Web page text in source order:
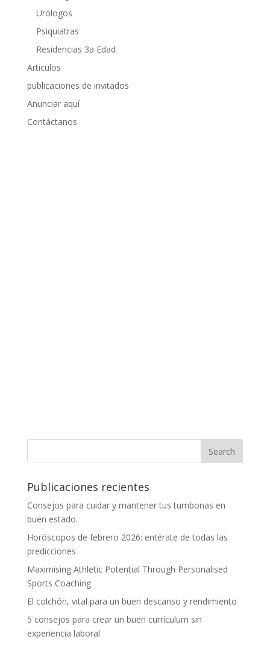
Urólogos
Psiquiatras
Residencias 3a Edad
Articulos
publicaciones de invitados
Anunciar aquí
Contáctanos
Publicaciones recientes
Consejos para cuidar y mantener tus tumbonas en
buen estado.
Horóscopos de febrero 2026: entérate de todas las
predicciones
Maximising Athletic Potential Through Personalised
Sports Coaching
El colchón, vital para un buen descanso y rendimiento
5 consejos para crear un buen currículum sin
experiencia laboral